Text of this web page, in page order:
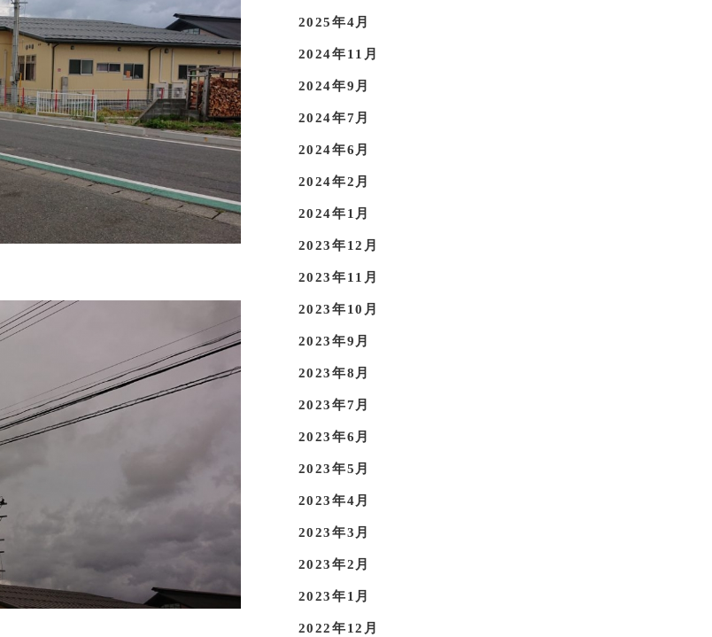
2025年4月
2024年11月
2024年9月
2024年7月
2024年6月
2024年2月
2024年1月
2023年12月
2023年11月
2023年10月
2023年9月
2023年8月
2023年7月
2023年6月
2023年5月
2023年4月
2023年3月
2023年2月
2023年1月
2022年12月